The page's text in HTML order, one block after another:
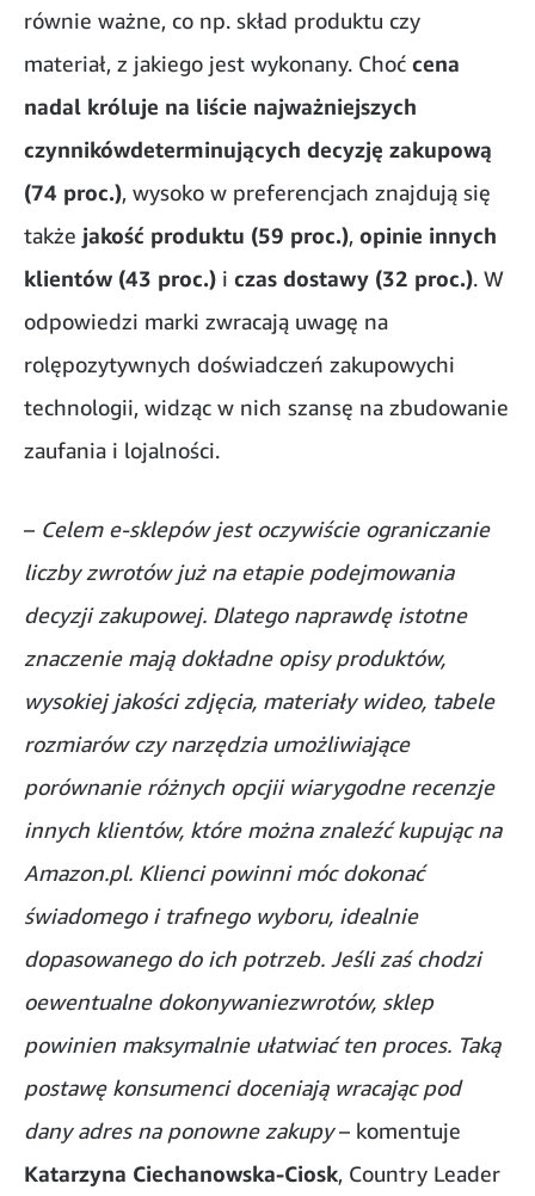
równie ważne, co np. skład produktu czy
materiał, z jakiego jest wykonany. Choć cena
nadal króluje na liście najważniejszych
czynnikówdeterminujących decyzję zakupową
(74 proc.), wysoko w preferencjach znajdują się
także jakość produktu (59 proc.), opinie innych
klientów (43 proc.) i czas dostawy (32 proc.). W
odpowiedzi marki zwracają uwagę na
rolępozytywnych doświadczeń zakupowychi
technologii, widząc w nich szansę na zbudowanie
zaufania i lojalności.
– Celem e-sklepów jest oczywiście ograniczanie
liczby zwrotów już na etapie podejmowania
decyzji zakupowej. Dlatego naprawdę istotne
znaczenie mają dokładne opisy produktów,
wysokiej jakości zdjęcia, materiały wideo, tabele
rozmiarów czy narzędzia umożliwiające
porównanie różnych opcjii wiarygodne recenzje
innych klientów, które można znaleźć kupując na
Amazon.pl. Klienci powinni móc dokonać
świadomego i trafnego wyboru, idealnie
dopasowanego do ich potrzeb. Jeśli zaś chodzi
oewentualne dokonywaniezwrotów, sklep
powinien maksymalnie ułatwiać ten proces. Taką
postawę konsumenci doceniają wracając pod
dany adres na ponowne zakupy– komentuje
Katarzyna Ciechanowska-Ciosk, Country Leader